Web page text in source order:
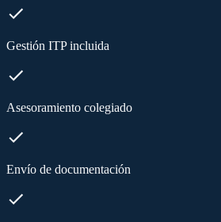
Gestión ITP incluida
Asesoramiento colegiado
Envío de documentación